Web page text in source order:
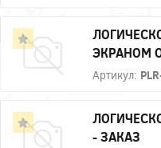
ЭКРАНОМ
Артикул:
- ЗАКАЗ